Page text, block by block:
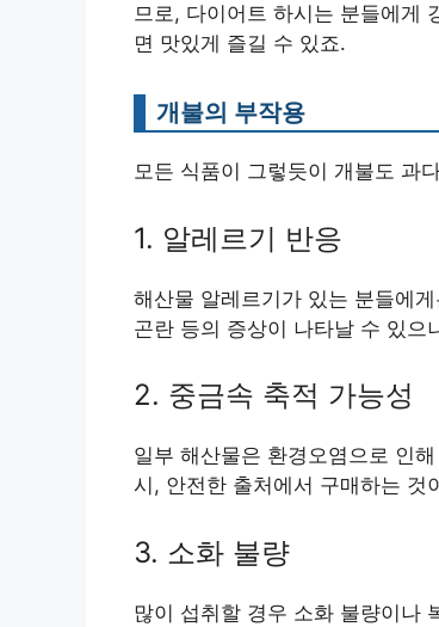
므로, 다이어트 하시는 분들에게
면 맛있게 즐길 수 있죠.
개불의 부작용
모든 식품이 그렇듯이 개불도 과
1. 알레르기 반응
해산물 알레르기가 있는 분들에
곤란 등의 증상이 나타날 수 있으
2. 중금속 축적 가능성
일부 해산물은 환경오염으로 인
시, 안전한 출처에서 구매하는 것
3. 소화 불량
많이 섭취할 경우 소화 불량이나